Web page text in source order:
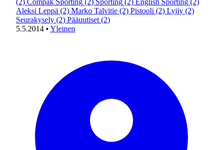
(2) Compak Sporting (2) Sporting (2) English Sporting (2)
Aleksi Leppä (2) Marko Talvitie (2) Pistooli (2) Lyijy (2)
Seurakysely (2) Pääuutiset (2)
5.5.2014 • Yleinen